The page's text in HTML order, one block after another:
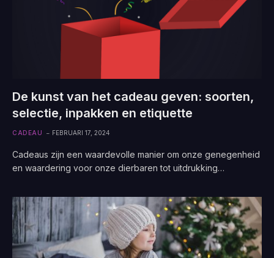
De kunst van het cadeau geven: soorten,
selectie, inpakken en etiquette
CADEAU FEBRUARI 17, 2024
Cadeaus zijn een waardevolle manier om onze genegenheid
en waardering voor onze dierbaren tot uitdrukking…